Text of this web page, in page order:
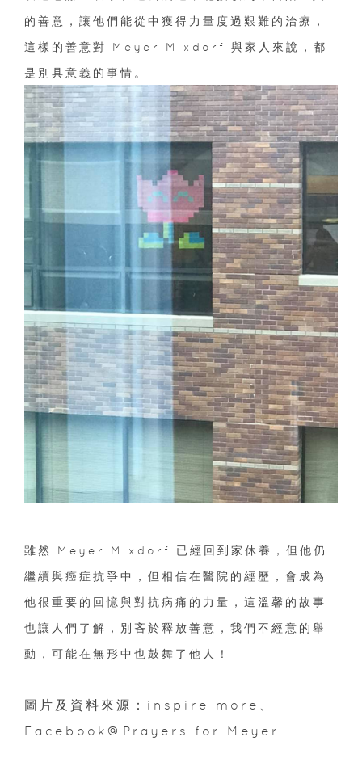
的善意，讓他們能從中獲得力量度過艱難的治療，
這樣的善意對 Meyer Mixdorf 與家人來說，都
是別具意義的事情。
雖然 Meyer Mixdorf 已經回到家休養，但他仍
繼續與癌症抗爭中，但相信在醫院的經歷，會成為
他很重要的回憶與對抗病痛的力量，這溫馨的故事
也讓人們了解，別吝於釋放善意，我們不經意的舉
動，可能在無形中也鼓舞了他人！
圖片及資料來源：inspire more、
Facebook@Prayers for Meyer